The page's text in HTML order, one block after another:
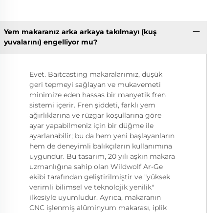
Yem makaranız arka arkaya takılmayı (kuş
yuvalarını) engelliyor mu?
Evet. Baitcasting makaralarımız, düşük
geri tepmeyi sağlayan ve mukavemeti
minimize eden hassas bir manyetik fren
sistemi içerir. Fren şiddeti, farklı yem
ağırlıklarına ve rüzgar koşullarına göre
ayar yapabilmeniz için bir düğme ile
ayarlanabilir; bu da hem yeni başlayanların
hem de deneyimli balıkçıların kullanımına
uygundur. Bu tasarım, 20 yılı aşkın makara
uzmanlığına sahip olan Wildwolf Ar-Ge
ekibi tarafından geliştirilmiştir ve "yüksek
verimli bilimsel ve teknolojik yenilik"
ilkesiyle uyumludur. Ayrıca, makaranın
CNC işlenmiş alüminyum makarası, iplik